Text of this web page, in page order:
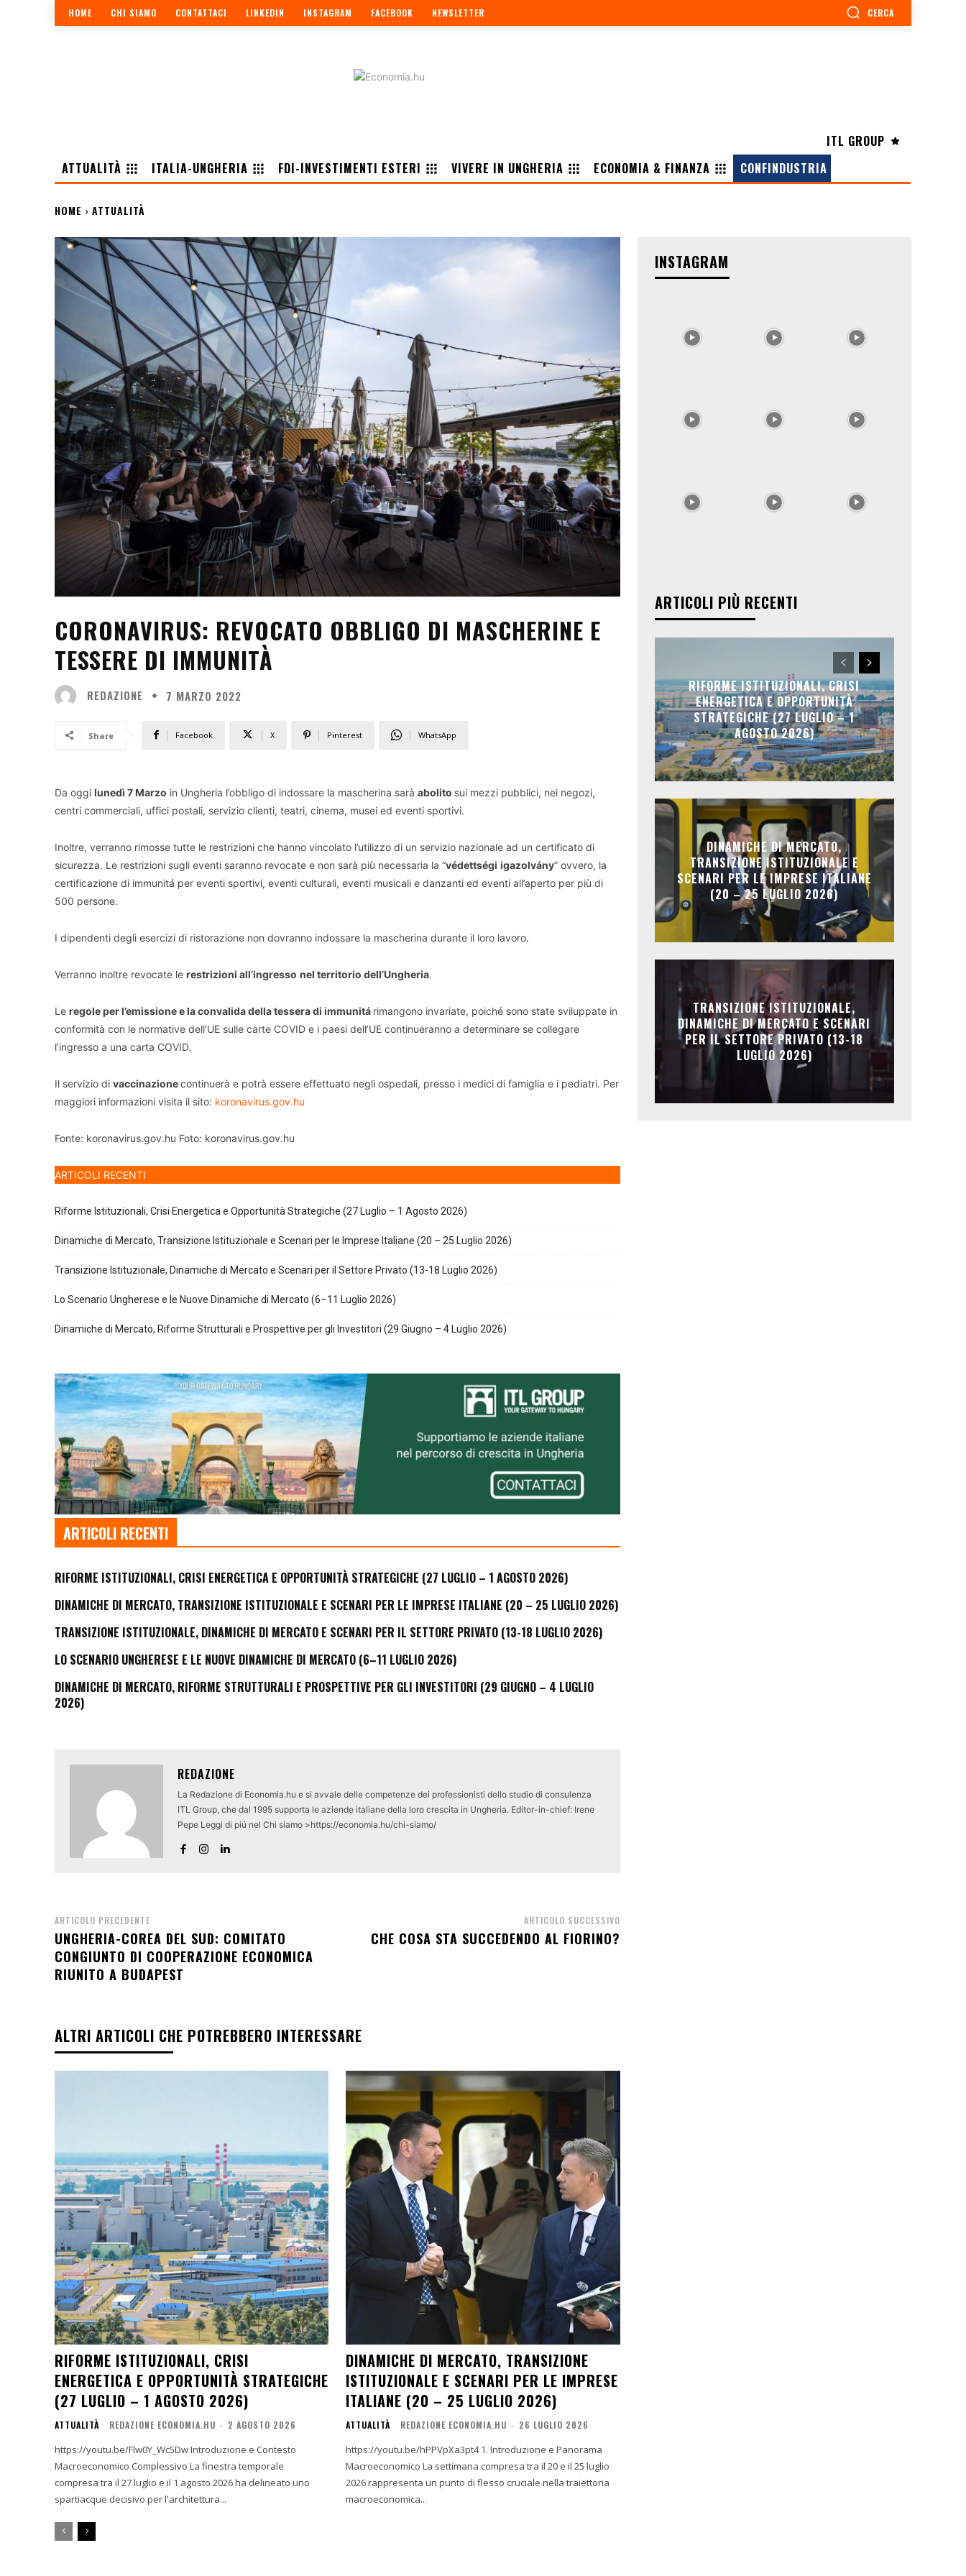
HOME CHI SIAMO CONTATTACI LINKEDIN INSTAGRAM FACEBOOK NEWSLETTER CERCA
ITL GROUP
ATTUALITÀ
ITALIA-UNGHERIA FDI-INVESTIMENTI ESTERI VIVERE IN UNGHERIA ECONOMIA & FINANZA CONFINDUSTRIA
HOME ATTUALITÀ
CORONAVIRUS: REVOCATO OBBLIGO DI MASCHERINE E
TESSERE DI IMMUNITÀ
REDAZIONE 7 MARZO 2022
Share Facebook X Pinterest WhatsApp
Da oggi lunedì 7 Marzo in Ungheria l’obbligo di indossare la mascherina sarà abolito sui mezzi pubblici, nei negozi,
centri commerciali, uffici postali, servizio clienti, teatri, cinema, musei ed eventi sportivi.
Inoltre, verranno rimosse tutte le restrizioni che hanno vincolato l’utilizzo di un servizio nazionale ad un certificato di
sicurezza. Le restrizioni sugli eventi saranno revocate e non sarà più necessaria la “védettségi igazolvány” ovvero, la
certificazione di immunitá per eventi sportivi, eventi culturali, eventi musicali e danzanti ed eventi all’aperto per più di
500 persone.
I dipendenti degli esercizi di ristorazione non dovranno indossare la mascherina durante il loro lavoro.
Verranno inoltre revocate le restrizioni all’ingresso nel territorio dell’Ungheria.
Le regole per l’emissione e la convalida della tessera di immunitá rimangono invariate, poiché sono state sviluppate in
conformità con le normative dell’UE sulle carte COVID e i paesi dell’UE continueranno a determinare se collegare
l’ingresso a una carta COVID.
Il servizio di vaccinazionecontinuerà e potrà essere effettuato negli ospedali, presso i medici di famiglia e i pediatri. Per
maggiori informazioni visita il sito: koronavirus.gov.hu
Fonte: koronavirus.gov.hu Foto: koronavirus.gov.hu
ARTICOLI RECENTI
Riforme Istituzionali, Crisi Energetica e Opportunità Strategiche (27 Luglio – 1 Agosto 2026)
Dinamiche di Mercato, Transizione Istituzionale e Scenari per le Imprese Italiane (20 – 25 Luglio 2026)
Transizione Istituzionale, Dinamiche di Mercato e Scenari per il Settore Privato (13-18 Luglio 2026)
Lo Scenario Ungherese e le Nuove Dinamiche di Mercato (6–11 Luglio 2026)
Dinamiche di Mercato, Riforme Strutturali e Prospettive per gli Investitori (29 Giugno – 4 Luglio 2026)
ARTICOLI RECENTI
RIFORME ISTITUZIONALI, CRISI ENERGETICA E OPPORTUNITÀ STRATEGICHE (27 LUGLIO – 1 AGOSTO 2026)
DINAMICHE DI MERCATO, TRANSIZIONE ISTITUZIONALE E SCENARI PER LE IMPRESE ITALIANE (20 – 25 LUGLIO 2026)
TRANSIZIONE ISTITUZIONALE, DINAMICHE DI MERCATO E SCENARI PER IL SETTORE PRIVATO (13-18 LUGLIO 2026)
LO SCENARIO UNGHERESE E LE NUOVE DINAMICHE DI MERCATO (6–11 LUGLIO 2026)
DINAMICHE DI MERCATO, RIFORME STRUTTURALI E PROSPETTIVE PER GLI INVESTITORI (29 GIUGNO – 4 LUGLIO
2026)
REDAZIONE
La Redazione di Economia.hu e si avvale delle competenze dei professionisti dello studio di consulenza
ITL Group, che dal 1995 supporta le aziende italiane della loro crescita in Ungheria. Editor-in-chief: Irene
Pepe Leggi di piú nel Chi siamo >https://economia.hu/chi-siamo/
ARTICOLO PRECEDENTE
UNGHERIA-COREA DEL SUD: COMITATO
CONGIUNTO DI COOPERAZIONE ECONOMICA
RIUNITO A BUDAPEST
ARTICOLO SUCCESSIVO
CHE COSA STA SUCCEDENDO AL FIORINO?
ALTRI ARTICOLI CHE POTREBBERO INTERESSARE
RIFORME ISTITUZIONALI, CRISI
ENERGETICA E OPPORTUNITÀ STRATEGICHE
(27 LUGLIO – 1 AGOSTO 2026)
ATTUALITÀ REDAZIONE ECONOMIA.HU - 2 AGOSTO 2026
https://youtu.be/Flw0Y_Wc5Dw Introduzione e Contesto
Macroeconomico Complessivo La finestra temporale
compresa tra il 27 luglio e il 1 agosto 2026 ha delineato uno
spartiacque decisivo per l'architettura...
DINAMICHE DI MERCATO, TRANSIZIONE
ISTITUZIONALE E SCENARI PER LE IMPRESE
ITALIANE (20 – 25 LUGLIO 2026)
ATTUALITÀ REDAZIONE ECONOMIA.HU - 26 LUGLIO 2026
https://youtu.be/hPPVpXa3pt4 1. Introduzione e Panorama
Macroeconomico La settimana compresa tra il 20 e il 25 luglio
2026 rappresenta un punto di flesso cruciale nella traiettoria
macroeconomica...
INSTAGRAM
ARTICOLI PIÙ RECENTI
RIFORME ISTITUZIONALI, CRISI
ENERGETICA E OPPORTUNITÀ
STRATEGICHE (27 LUGLIO – 1
AGOSTO 2026)
DINAMICHE DI MERCATO,
TRANSIZIONE ISTITUZIONALE E
SCENARI PER LE IMPRESE ITALIANE
(20 – 25 LUGLIO 2026)
TRANSIZIONE ISTITUZIONALE,
DINAMICHE DI MERCATO E SCENARI
PER IL SETTORE PRIVATO (13-18
LUGLIO 2026)